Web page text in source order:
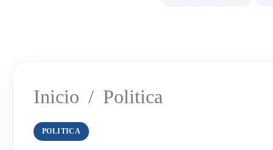
Inicio / Politica
POLITICA